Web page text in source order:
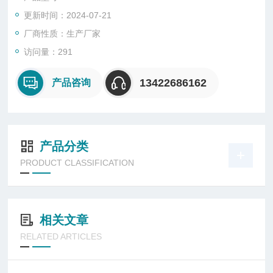
更新时间：2024-07-21
厂商性质：生产厂家
访问量：291
产品咨询 13422686162
产品分类
PRODUCT CLASSIFICATION
相关文章
RELATED ARTICLES